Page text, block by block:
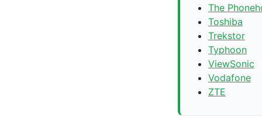
The
Toshiba
Trekstor
Typhoon
ViewSonic
Vodafone
ZTE